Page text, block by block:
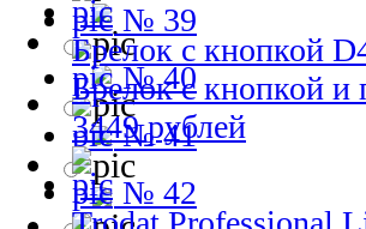
№ 39
№ 40
№ 41
№ 42
Брелок с кнопкой
Брелок с кнопкой
3449 рублей